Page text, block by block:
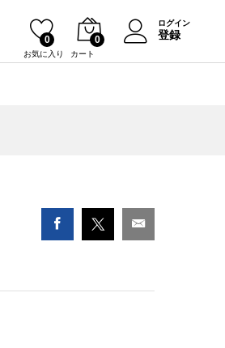
お気に入り
0
カート
0
ログイン
登録
カートに入れる